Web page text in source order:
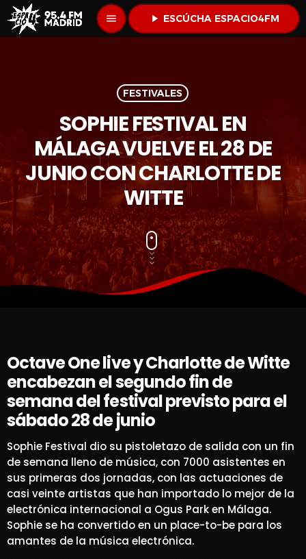
menu play_arrow ESCÚCHA ESPACIO4FM
FESTIVALES
SOPHIE FESTIVAL EN
MÁLAGA VUELVE EL 28 DE
JUNIO CON CHARLOTTE DE
WITTE
Octave One live y Charlotte de Witte
encabezan el segundo fin de
semana del festival previsto para el
sábado 28 de junio
Sophie Festival dio su pistoletazo de salida con un fin
de semana lleno de música, con 7000 asistentes en
sus primeras dos jornadas, con las actuaciones de
casi veinte artistas que han importado lo mejor de la
electrónica internacional a Ogus Park en Málaga.
Sophie se ha convertido en un place-to-be para los
amantes de la música electrónica.